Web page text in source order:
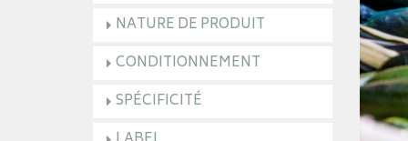
NATURE DE PRODUIT
CONDITIONNEMENT
SPÉCIFICITÉ